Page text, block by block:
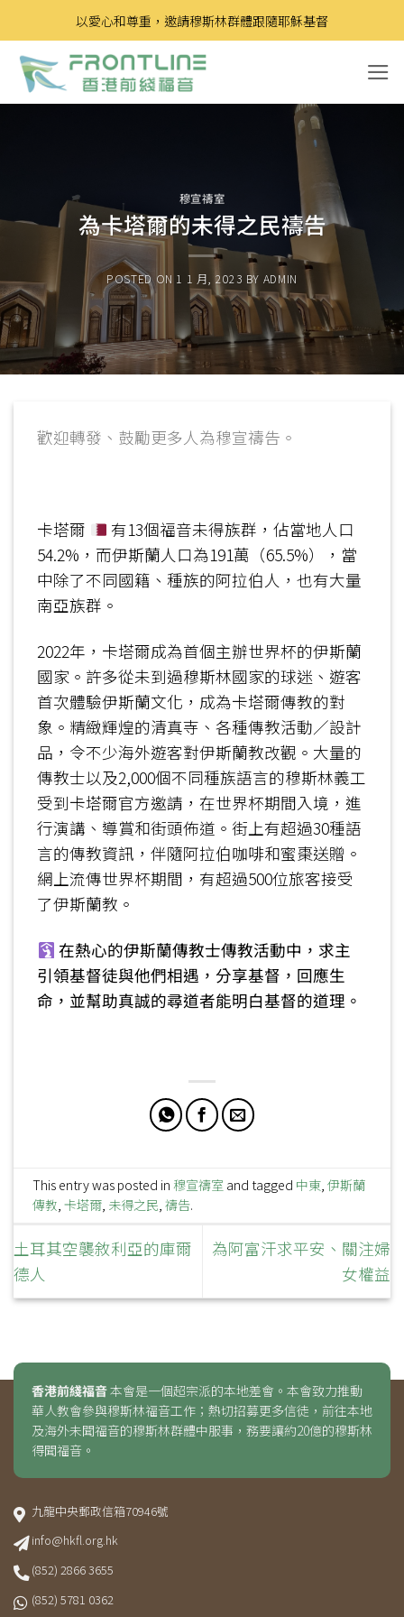
to
content
以愛心和尊重，邀請穆斯林群體跟隨耶穌基督
穆宣禱室
為卡塔爾的未得之民禱告
POSTED ON 1 1 月, 2023 BY ADMIN
歡迎轉發、鼓勵更多人為穆宣禱告。
卡塔爾
有13個福音未得族群，佔當地人口
54.2%，而伊斯蘭人口為191萬（65.5%），當
中除了不同國籍、種族的阿拉伯人，也有大量
南亞族群。
2022年，卡塔爾成為首個主辦世界杯的伊斯蘭
國家。許多從未到過穆斯林國家的球迷、遊客
首次體驗伊斯蘭文化，成為卡塔爾傳教的對
象。精緻輝煌的清真寺、各種傳教活動／設計
品，令不少海外遊客對伊斯蘭教改觀。大量的
傳教士以及2,000個不同種族語言的穆斯林義工
受到卡塔爾官方邀請，在世界杯期間入境，進
行演講、導賞和街頭佈道。街上有超過30種語
言的傳教資訊，伴隨阿拉伯咖啡和蜜棗送贈。
網上流傳世界杯期間，有超過500位旅客接受
了伊斯蘭教。
在熱心的伊斯蘭傳教士傳教活動中，求主
引領基督徒與他們相遇，分享基督，回應生
命，並幫助真誠的尋道者能明白基督的道理。
This entry was posted in穆宣禱室 and tagged 中東,伊斯蘭
傳教,卡塔爾, 未得之民,禱告.
土耳其空襲敘利亞的庫爾
德人
為阿富汗求平安、關注婦
女權益
香港前綫福音本會是一個超宗派的本地差會。本會致力推動
華人教會參與穆斯林福音工作；熱切招募更多信徒，前往本地
及海外未聞福音的穆斯林群體中服事，務要讓約20億的穆斯林
得聞福音。
九龍中央郵政信箱70946號
info@hkfl.org.hk
(852) 2866 3655
(852) 5781 0362